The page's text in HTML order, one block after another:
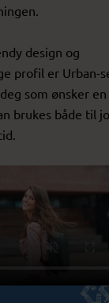
design og
profil er Urban-
som ønsker
brukes både til